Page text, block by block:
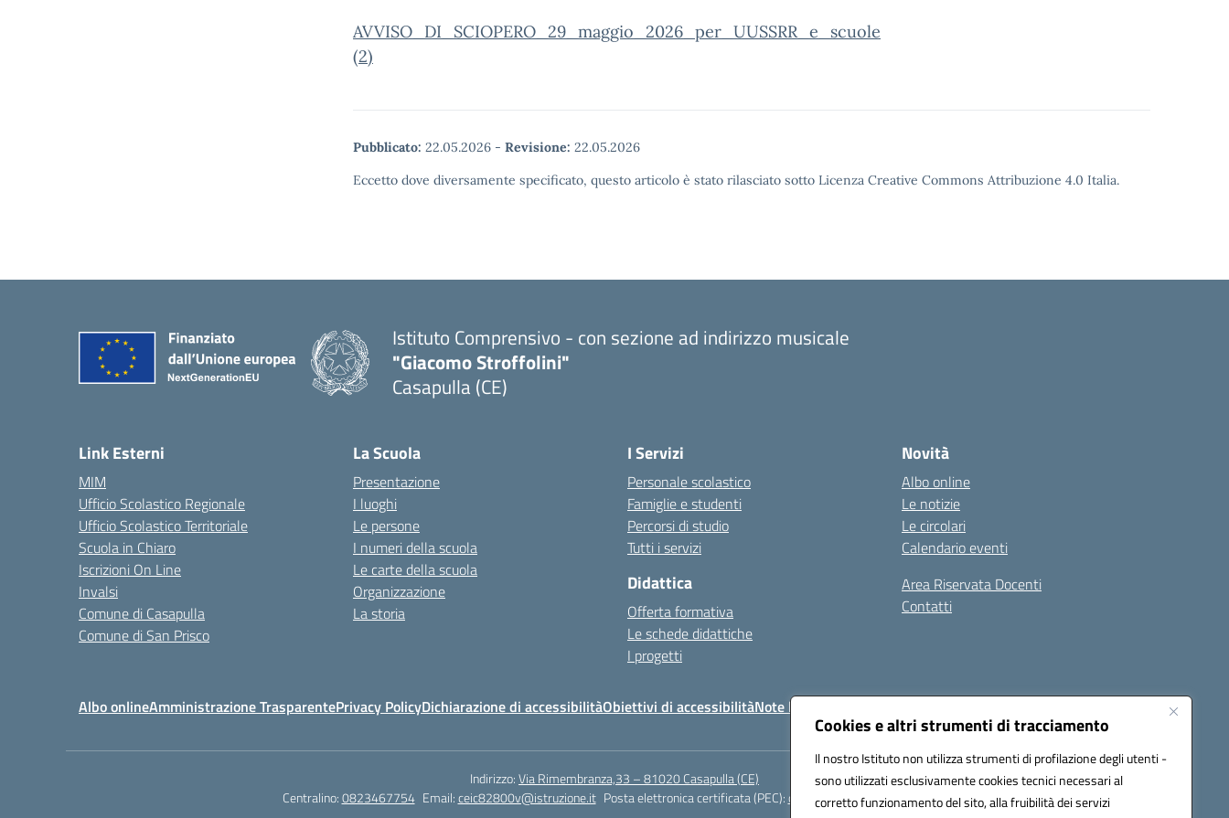
Cookies e altri strumenti di tracciamento
Il nostro Istituto non utilizza strumenti di profilazione degli utenti -
sono utilizzati esclusivamente cookies tecnici necessari al
corretto funzionamento del sito, alla fruibilità dei servizi
AVVISO_DI_SCIOPERO_29_maggio_2026_per_UUSSRR_e_scuole
(2)
Pubblicato: 22.05.2026 - Revisione: 22.05.2026
Eccetto dove diversamente specificato, questo articolo è stato rilasciato sotto Licenza Creative Commons Attribuzione 4.0 Italia.
Istituto Comprensivo - con sezione ad indirizzo musicale
"Giacomo Stroffolini"
Casapulla (CE)
Link Esterni
MIM
Ufficio Scolastico Regionale
Ufficio Scolastico Territoriale
Scuola in Chiaro
Iscrizioni On Line
Invalsi
Comune di Casapulla
Comune di San Prisco
La Scuola
Presentazione
I luoghi
Le persone
I numeri della scuola
Le carte della scuola
Organizzazione
La storia
I Servizi
Personale scolastico
Famiglie e studenti
Percorsi di studio
Tutti i servizi
Didattica
Offerta formativa
Le schede didattiche
I progetti
Novità
Albo online
Le notizie
Le circolari
Calendario eventi
Area Riservata Docenti
Contatti
Albo onlineAmministrazione TrasparentePrivacy PolicyDichiarazione di accessibilitàObiettivi di accessibilitàNote legali Seguici su:
Indirizzo:Via Rimembranza,33 – 81020 Casapulla (CE)
Centralino:0823467754 Email:ceic82800v@istruzione.it Posta elettronica certificata (PEC):ceic82800v@pec.istruzione.it